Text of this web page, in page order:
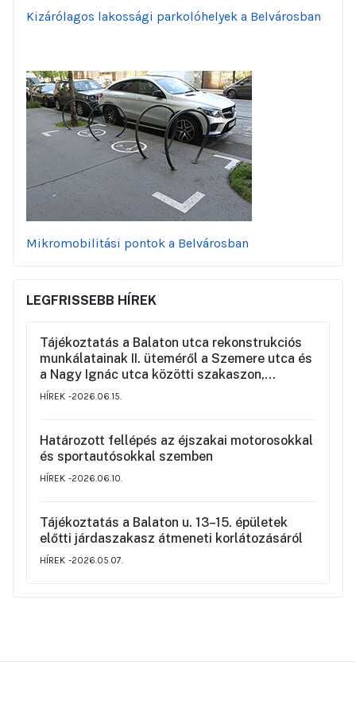
Kizárólagos lakossági parkolóhelyek a Belvárosban
Mikromobilitási pontok a Belvárosban
LEGFRISSEBB HÍREK
Tájékoztatás a Balaton utca rekonstrukciós
munkálatainak II. üteméről a Szemere utca és
a Nagy Ignác utca közötti szakaszon,
valamint a környék ideiglenes forgalmi
HÍREK 2026.06.15.
Határozott fellépés az éjszakai motorosokkal
és sportautósokkal szemben
HÍREK 2026.06.10.
Tájékoztatás a Balaton u. 13–15. épületek
előtti járdaszakasz átmeneti korlátozásáról
HÍREK 2026.05.07.